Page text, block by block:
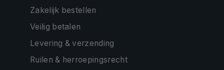
Zakelijk bestellen
Veilig betalen
Levering & verzending
Ruilen & herroepingsrecht